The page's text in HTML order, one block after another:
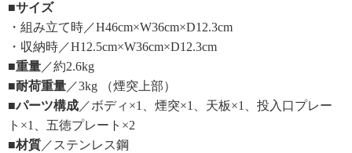
■サイズ
・組み立て時／H46cm×W36cm×D12.3cm
・収納時／H12.5cm×W36cm×D12.3cm
■重量 ／約2.6kg
■耐荷重量 ／3kg （煙突上部）
■パーツ構成 ／ボディ×1、煙突×1、天板×1、投入口プレー
ト×1、五徳プレート×2
■材質 ／ステンレス鋼